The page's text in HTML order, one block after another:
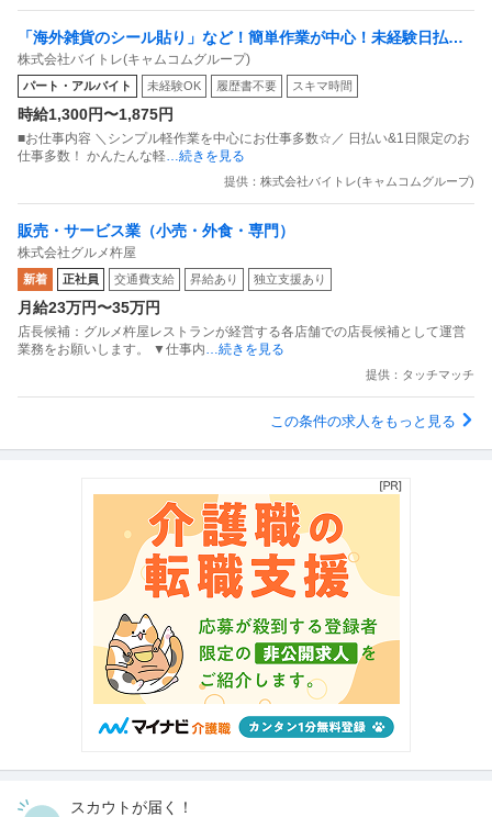
「海外雑貨のシール貼り」など！簡単作業が中心！未経験日払い
OK！簡単
株式会社バイトレ(キャムコムグループ)
パート・アルバイト 未経験OK 履歴書不要 スキマ時間
時給1,300円〜1,875円
■お仕事内容 ＼シンプル軽作業を中心にお仕事多数☆／ 日払い&1日限定のお
仕事多数！ かんたんな軽 …続きを見る
提供：株式会社バイトレ(キャムコムグループ)
販売・サービス業（小売・外食・専門）
株式会社グルメ杵屋
新着 正社員 交通費支給 昇給あり 独立支援あり
月給23万円〜35万円
店長候補：グルメ杵屋レストランが経営する各店舗での店長候補として運営
業務をお願いします。 ▼仕事内 …続きを見る
提供：タッチマッチ
この条件の求人をもっと見る
スカウトが届く！